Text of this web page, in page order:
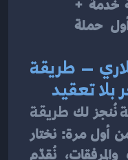
قالب فاتورة، والانطلاق في أول حملة
تعقيد
نُنجز لك
من أول مرة: نختار